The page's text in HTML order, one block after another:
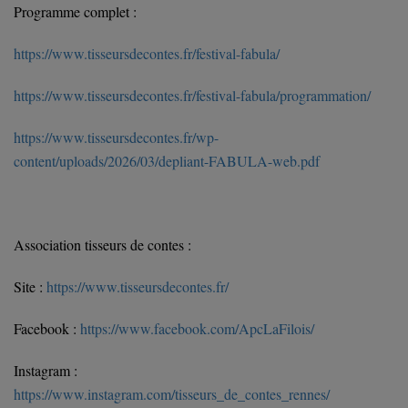
Programme complet :
https://www.tisseursdecontes.fr/festival-fabula/
https://www.tisseursdecontes.fr/festival-fabula/programmation/
https://www.tisseursdecontes.fr/wp-
content/uploads/2026/03/depliant-FABULA-web.pdf
Association tisseurs de contes :
Site : https://www.tisseursdecontes.fr/
Facebook : https://www.facebook.com/ApcLaFilois/
Instagram :
https://www.instagram.com/tisseurs_de_contes_rennes/